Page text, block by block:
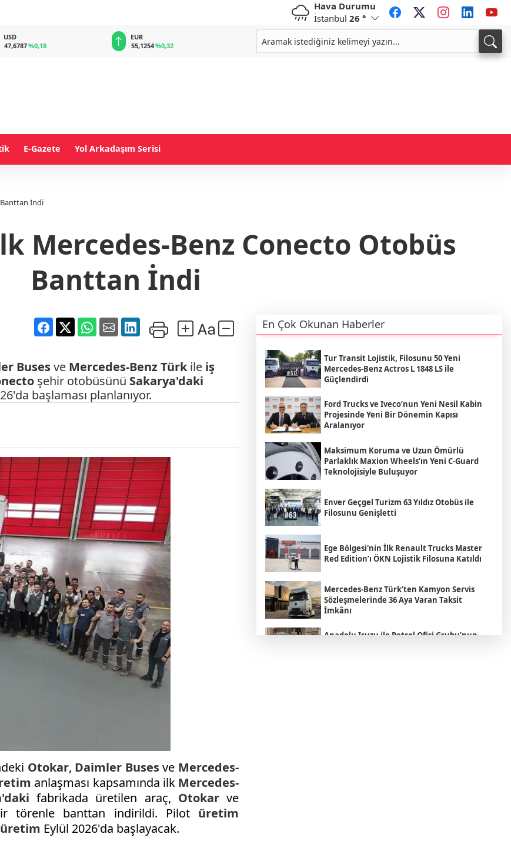
Hava Durumu
İstanbul 26 °
EUR
55,1254 %0,32
GBP
64,3468%0,38
CHF
59,0083 %0,82
34,1883
E-Gazete Yol Arkadaşım Serisi
İndi
Mercedes-Benz Conecto Otobüs
Banttan İndi
Busesve Mercedes-Benz Türk ile iş
şehir otobüsünü Sakarya'daki
başlaması planlanıyor.
Otokar, Daimler Busesve Mercedes-
anlaşması kapsamında ilk Mercedes-
fabrikada üretilen araç, Otokarve
bir törenle banttan indirildi. Pilot üretim
üretim Eylül 2026'da başlayacak.
En Çok Okunan Haberler
Tur Transit Lojistik, Filosunu 50 Yeni
Mercedes-Benz Actros L 1848 LS ile
Güçlendirdi
Ford Trucks ve Iveco’nun Yeni Nesil Kabin
Projesinde Yeni Bir Dönemin Kapısı
Aralanıyor
Maksimum Koruma ve Uzun Ömürlü
Parlaklık Maxion Wheels’ın Yeni C-Guard
Teknolojisiyle Buluşuyor
Enver Geçgel Turizm 63 Yıldız Otobüs ile
Filosunu Genişletti
Ege Bölgesi'nin İlk Renault Trucks Master
Red Edition’ı ÖKN Lojistik Filosuna Katıldı
Mercedes-Benz Türk’ten Kamyon Servis
Sözleşmelerinde 36 Aya Varan Taksit
İmkânı
Anadolu Isuzu ile Petrol Ofisi Grubu’nun